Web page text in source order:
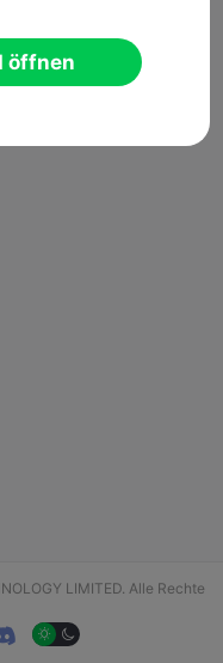
LIMITED. Alle Rechte
öffnen